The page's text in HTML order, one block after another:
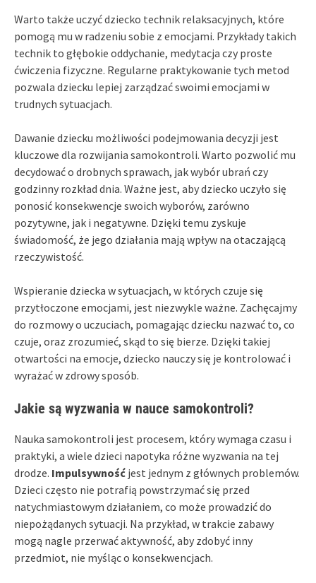
Warto także uczyć dziecko technik relaksacyjnych, które
pomogą mu w radzeniu sobie z emocjami. Przykłady takich
technik to głębokie oddychanie, medytacja czy proste
ćwiczenia fizyczne. Regularne praktykowanie tych metod
pozwala dziecku lepiej zarządzać swoimi emocjami w
trudnych sytuacjach.
Dawanie dziecku możliwości podejmowania decyzji jest
kluczowe dla rozwijania samokontroli. Warto pozwolić mu
decydować o drobnych sprawach, jak wybór ubrań czy
godzinny rozkład dnia. Ważne jest, aby dziecko uczyło się
ponosić konsekwencje swoich wyborów, zarówno
pozytywne, jak i negatywne. Dzięki temu zyskuje
świadomość, że jego działania mają wpływ na otaczającą
rzeczywistość.
Wspieranie dziecka w sytuacjach, w których czuje się
przytłoczone emocjami, jest niezwykle ważne. Zachęcajmy
do rozmowy o uczuciach, pomagając dziecku nazwać to, co
czuje, oraz zrozumieć, skąd to się bierze. Dzięki takiej
otwartości na emocje, dziecko nauczy się je kontrolować i
wyrażać w zdrowy sposób.
Jakie są wyzwania w nauce samokontroli?
Nauka samokontroli jest procesem, który wymaga czasu i
praktyki, a wiele dzieci napotyka różne wyzwania na tej
drodze. Impulsywność jest jednym z głównych problemów.
Dzieci często nie potrafią powstrzymać się przed
natychmiastowym działaniem, co może prowadzić do
niepożądanych sytuacji. Na przykład, w trakcie zabawy
mogą nagle przerwać aktywność, aby zdobyć inny
przedmiot, nie myśląc o konsekwencjach.